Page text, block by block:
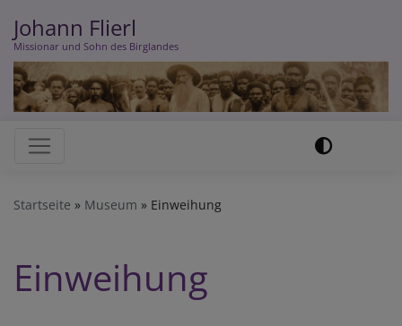
zum
Inhalt
Johann Flierl
Missionar und Sohn des Birglandes
Hauptnavigation
Startseite Museum Einweihung
Einweihung